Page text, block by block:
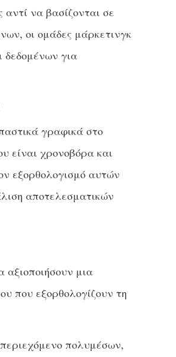
αντί να βασίζονται σε
οι ομάδες μάρκετινγκ
δεδομένων για
γραφικά στο
είναι χρονοβόρα και
εξορθολογισμό αυτών
αποτελεσματικών
αξιοποιήσουν μια
που εξορθολογίζουν τη
πολυμέσων,